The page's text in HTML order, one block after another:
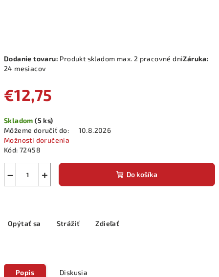
Dodanie tovaru: Produkt skladom max. 2 pracovné dniZáruka:
24 mesiacov
€12,75
cena:
Skladom(5 ks)
Môžeme doručiť do:
10.8.2026
Možnosti doručenia
Kód: 72458
+
− Do košíka
Opýtať sa Strážiť Zdieľať
Popis Diskusia